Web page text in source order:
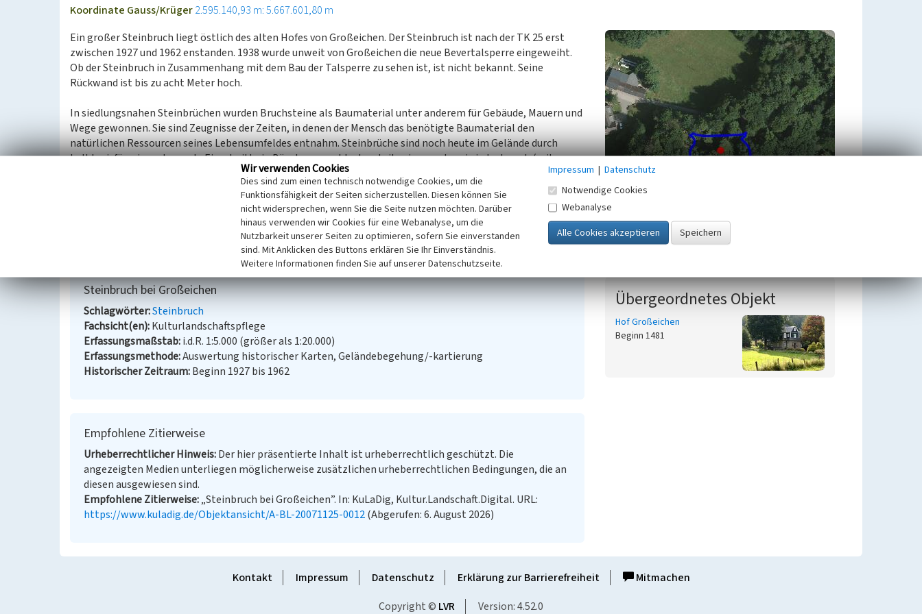
Koordinate Gauss/Krüger2.595.140,93 m: 5.667.601,80 m
Ein großer Steinbruch liegt östlich des alten Hofes von Großeichen. Der Steinbruch ist nach der TK 25 erst
zwischen 1927 und 1962 enstanden. 1938 wurde unweit von Großeichen die neue Bevertalsperre eingeweiht.
Ob der Steinbruch in Zusammenhang mit dem Bau der Talsperre zu sehen ist, ist nicht bekannt. Seine
Rückwand ist bis zu acht Meter hoch.
In siedlungsnahen Steinbrüchen wurden Bruchsteine als Baumaterial unter anderem für Gebäude, Mauern und
Wege gewonnen. Sie sind Zeugnisse der Zeiten, in denen der Mensch das benötigte Baumaterial den
natürlichen Ressourcen seines Lebensumfeldes entnahm. Steinbrüche sind noch heute im Gelände durch
halbkreisförmige oder ovale Einschnitte in Böschungen ablesbar, teilweise wurden sie jedoch auch (mit
Da sie eine hohe Vielfalt an Lebensräumen, die von stark sonnenexponierten, trockenen Flächen bis hin zu
Feuchtbereichen und Tümpeln reichen, aufweisen, sind sie als wertvolle Biotope für verschiedene, auch
gefährdete Pflanzen- und Tierarten zu bezeichnen.
Steinbruch bei Großeichen
Schlagwörter Steinbruch
Fachsicht(en) Kulturlandschaftspflege
Erfassungsmaßstab i.d.R. 1:5.000 (größer als 1:20.000)
Erfassungsmethode Auswertung historischer Karten, Geländebegehung/-kartierung
Historischer Zeitraum Beginn 1927 bis 1962
Empfohlene Zitierweise
Urheberrechtlicher Hinweis Der hier präsentierte Inhalt ist urheberrechtlich geschützt. Die
angezeigten Medien unterliegen möglicherweise zusätzlichen urheberrechtlichen Bedingungen, die an
diesen ausgewiesen sind.
Empfohlene Zitierweise „Steinbruch bei Großeichen”. In: KuLaDig, Kultur.Landschaft.Digital. URL:
https://www.kuladig.de/Objektansicht/A-BL-20071125-0012(Abgerufen: 6. August 2026)
Übergeordnetes Objekt
Hof Großeichen
Beginn 1481
Kontakt Impressum Datenschutz Erklärung zur Barrierefreiheit
Mitmachen
Copyright © LVR Version: 4.52.0
Wir verwenden Cookies
Dies sind zum einen technisch notwendige Cookies, um die
Funktionsfähigkeit der Seiten sicherzustellen. Diesen können Sie
nicht widersprechen, wenn Sie die Seite nutzen möchten. Darüber
hinaus verwenden wir Cookies für eine Webanalyse, um die
Nutzbarkeit unserer Seiten zu optimieren, sofern Sie einverstanden
sind. Mit Anklicken des Buttons erklären Sie Ihr Einverständnis.
Weitere Informationen finden Sie auf unserer Datenschutzseite.
Impressum | Datenschutz
Notwendige Cookies
Webanalyse